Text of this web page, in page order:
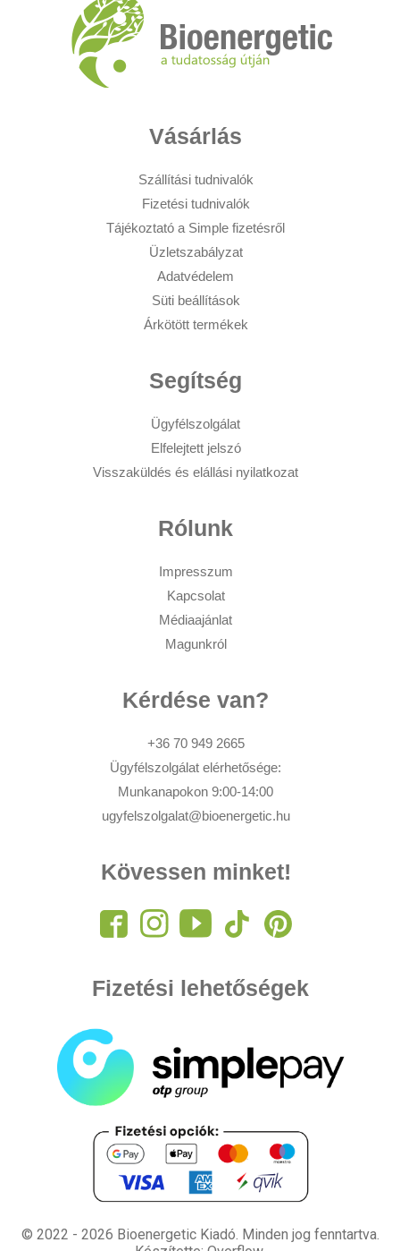
Vásárlás
Szállítási tudnivalók
Fizetési tudnivalók
Tájékoztató a Simple fizetésről
Üzletszabályzat
Adatvédelem
Süti beállítások
Árkötött termékek
Segítség
Ügyfélszolgálat
Elfelejtett jelszó
Visszaküldés és elállási nyilatkozat
Rólunk
Impresszum
Kapcsolat
Médiaajánlat
Magunkról
Kérdése van?
+36 70 949 2665
Ügyfélszolgálat elérhetősége:
Munkanapokon 9:00-14:00
ugyfelszolgalat@bioenergetic.hu
Kövessen minket!
Fizetési lehetőségek
© 2022 - 2026 Bioenergetic Kiadó. Minden jog fenntartva.